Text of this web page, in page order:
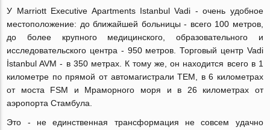
У Marriott Executive Apartments Istanbul Vadi - очень удобное
местоположение: до ближайшей больницы - всего 100 метров,
до более крупного медицинского, образовательного и
исследовательского центра - 950 метров. Торговый центр Vadi
İstanbul AVM - в 350 метрах. К тому же, он находится всего в 1
километре по прямой от автомагистрали TEM, в 6 километрах
от моста FSM и Мраморного моря и в 26 километрах от
аэропорта Стамбула.
Это - не единственная трансформация не совсем удачно